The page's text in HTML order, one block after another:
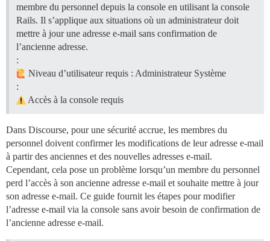
membre du personnel depuis la console en utilisant la console
Rails. Il s’applique aux situations où un administrateur doit
mettre à jour une adresse e-mail sans confirmation de
l’ancienne adresse.
:
Niveau d’utilisateur requis : Administrateur Système
:
Accès à la console requis
Dans Discourse, pour une sécurité accrue, les membres du
personnel doivent confirmer les modifications de leur adresse e-mail
à partir des anciennes et des nouvelles adresses e-mail.
Cependant, cela pose un problème lorsqu’un membre du personnel
perd l’accès à son ancienne adresse e-mail et souhaite mettre à jour
son adresse e-mail. Ce guide fournit les étapes pour modifier
l’adresse e-mail via la console sans avoir besoin de confirmation de
l’ancienne adresse e-mail.